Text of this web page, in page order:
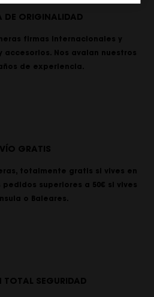
DE ORIGINALIDAD
firmas internacionales y
Nos avalan nuestros
de experiencia.
GRATIS
totalmente gratis si vives en
superiores a 50€ si vives
o Baleares.
SEGURIDAD
y atractivos para el
lo tanto, más valiosos para